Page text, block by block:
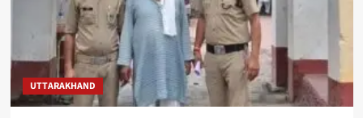
UTTARAKHAND